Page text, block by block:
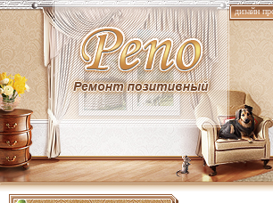
дизайн